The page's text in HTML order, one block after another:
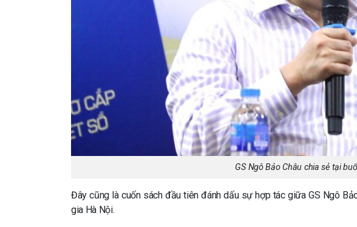
GS Ngô Bảo Châu chia sẻ tại
Đây cũng là cuốn sách đầu tiên đánh dấu sự hợp tác giữa GS Ngô
gia Hà Nội.